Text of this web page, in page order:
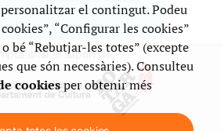
amb el suport de
el contingut. Podeu
“Configurar les cookies”
bé “Rebutjar-les totes” (excepte
que són necessàries). Consulteu
cookiesper obtenir més